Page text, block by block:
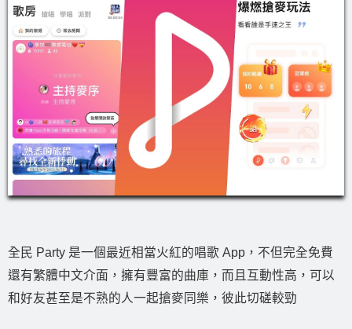
全民 Party 是一個最近相當火紅的唱歌 App，不但完全免費
還有繁體中文介面，擁有豐富的曲庫，而且互動性高，可以
和好友甚至是不熟的人一起搶麥同樂，彼此切磋較勁